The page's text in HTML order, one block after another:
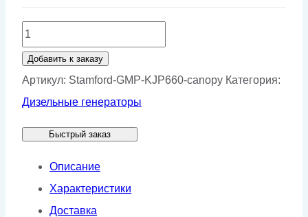
Количество
товара
Генератор
Stamford
KJP660
кожухе
Добавить к заказу
Артикул: Stamford-GMP-KJP660-canopy Категория:
Дизельные генераторы
Быстрый заказ
Описание
Характеристики
Доставка